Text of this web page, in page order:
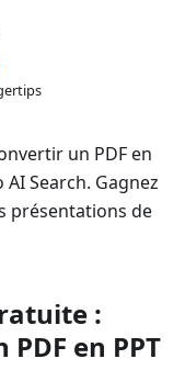
un PDF en
Search. Gagnez
présentations de
:
en PPT